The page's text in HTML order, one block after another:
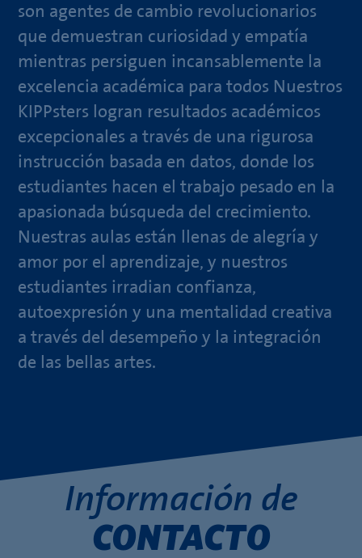
son agentes de cambio revolucionarios
que demuestran curiosidad y empatía
mientras persiguen incansablemente la
excelencia académica para todos Nuestros
KIPPsters logran resultados académicos
excepcionales a través de una rigurosa
instrucción basada en datos, donde los
estudiantes hacen el trabajo pesado en la
apasionada búsqueda del crecimiento.
Nuestras aulas están llenas de alegría y
amor por el aprendizaje, y nuestros
estudiantes irradian confianza,
autoexpresión y una mentalidad creativa
a través del desempeño y la integración
de las bellas artes.
Información de
CONTACTO